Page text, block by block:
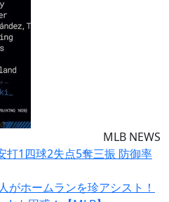
MLB NEWS
打1四球2失点5奪三振 防御率